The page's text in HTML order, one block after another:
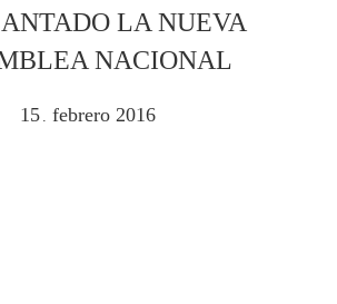
LA NUEVA
NACIONAL
15 . febrero 2016